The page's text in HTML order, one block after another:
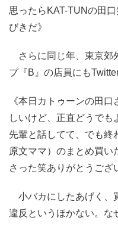
思ったらKAT-TUNの田
びきだ》
さらに同じ年、東京郊
プ『B』の店員にも
《本日カトゥーンの田
しいけど、正直どうでも
先輩と話してて、でも
原文ママ）のまとめ買い
さった笑ありがとうござ
小バカにしたあげく、
違反というほかない。な